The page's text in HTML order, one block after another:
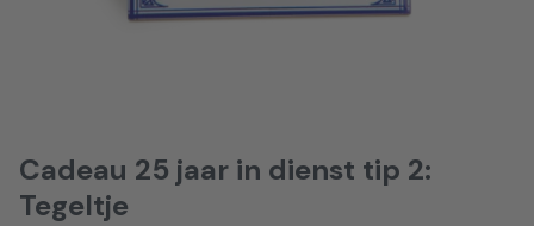
Cadeau 25 jaar in dienst tip 2:
Tegeltje